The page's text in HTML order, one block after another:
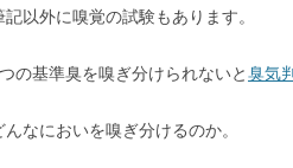
記以外に嗅覚の試験もあります。
の基準臭を嗅ぎ分けられないと臭気
んなにおいを嗅ぎ分けるのか。